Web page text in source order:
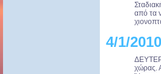
από τα
4/1/
χώρας.